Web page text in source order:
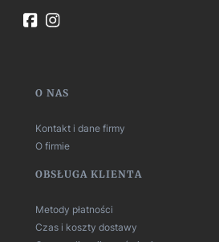
Linki w stopce
O NAS
Kontakt i dane firmy
O firmie
OBSŁUGA KLIENTA
Metody płatności
Czas i koszty dostawy